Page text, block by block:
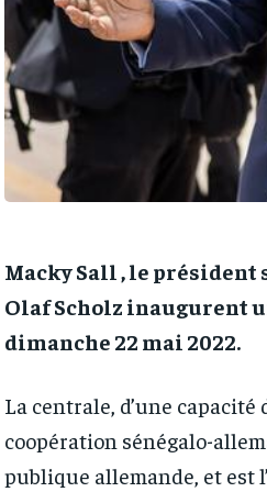
Macky Sall , le
Olaf Scholz inaugurent
dimanche 22 mai 2022.
La centrale, d’une
coopération sénégalo-
publique allemande, et est